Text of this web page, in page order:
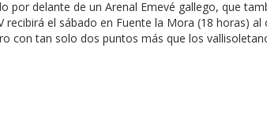
por delante de un Arenal Emevé gallego, que
recibirá el sábado en Fuente la Mora (18 horas)
con tan solo dos puntos más que los